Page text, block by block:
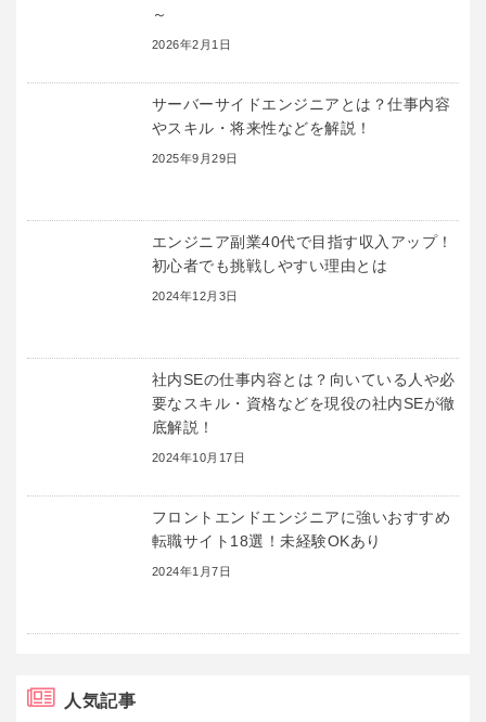
～
2026年2月1日
サーバーサイドエンジニアとは？仕事内容
やスキル・将来性などを解説！
2025年9月29日
エンジニア副業40代で目指す収入アップ！
初心者でも挑戦しやすい理由とは
2024年12月3日
社内SEの仕事内容とは？向いている人や必
要なスキル・資格などを現役の社内SEが徹
底解説！
2024年10月17日
フロントエンドエンジニアに強いおすすめ
転職サイト18選！未経験OKあり
2024年1月7日
人気記事